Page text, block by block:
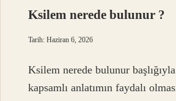
Ksilem nerede bulunur ?
Tarih: Haziran 6, 2026
Ksilem nerede bulunur
kapsamlı anlatımın faydalı